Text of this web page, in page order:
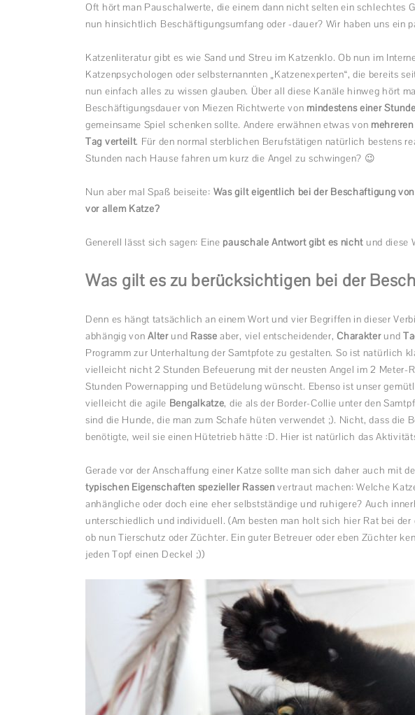
Oft hört man Pauschalwerte, die einem dann nicht selten ein schlechtes
nun hinsichtlich Beschäftigungsumfang oder -dauer? Wir haben uns ein
Katzenliteratur gibt es wie Sand und Streu im Katzenklo. Ob nun im
Katzenpsychologen oder selbsternannten „Katzenexperten“, die bereits
nun einfach alles zu wissen glauben. Über all diese Kanäle hinweg hört
Beschäftigungsdauer von Miezen Richtwerte von mindestens einer
gemeinsame Spiel schenken sollte. Andere erwähnen etwas von
Tag verteilt. Für den normal sterblichen Berufstätigen natürlich bestens
Stunden nach Hause fahren um kurz die Angel zu schwingen? 😉
Nun aber mal Spaß beiseite: Was gilt eigentlich bei der Beschäftigung
vor allem Katze?
Generell lässt sich sagen: Eine pauschale Antwort gibt es nicht und diese
Was gilt es zu berücksichtigen bei der
Denn es hängt tatsächlich an einem Wort und vier Begriffen in dieser
abhängig vonAlterund Rasse aber, viel entscheidender,Charakterund
Programm zur Unterhaltung der Samtpfote zu gestalten. So ist natürlich
vielleicht nicht 2 Stunden Befeuerung mit der neusten Angel im 2 Meter-
Stunden Powernapping und Betüdelung wünscht. Ebenso ist unser
vielleicht die agile Bengalkatze, die als der Border-Collie unter den
sind die Hunde, die man zum Schafe hüten verwendet ;). Nicht, dass die
benötigte, weil sie einen Hütetrieb hätte :D. Hier ist natürlich das
Gerade vor der Anschaffung einer Katze sollte man sich daher auch mit
typischen Eigenschaften spezieller Rassen vertraut machen: Welche
anhängliche oder doch eine eher selbstständige und ruhigere? Auch
unterschiedlich und individuell. (Am besten man holt sich hier Rat bei der
ob nun Tierschutz oder Züchter. Ein guter Betreuer oder eben Züchter
jeden Topf einen Deckel ;))